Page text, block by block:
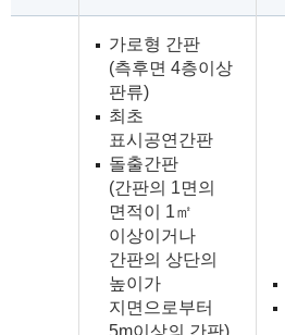
가로형 간판
(측후면 4층이상
판류)
최초
표시공연간판
돌출간판
(간판의 1면의
면적이 1㎡
이상이거나
간판의 상단의
높이가
지면으로부터
5m이상의 간판)